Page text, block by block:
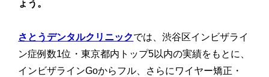
ょう。
さとうデンタルクリニックでは、渋谷区インビザライ
ン症例数1位・東京都内トップ5以内の実績をもとに、
インビザラインGoからフル、さらにワイヤー矯正・